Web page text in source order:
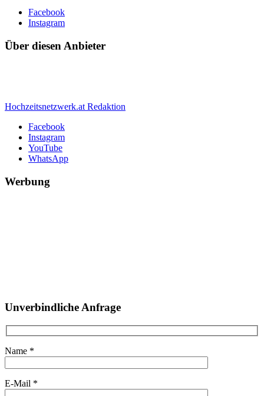
Facebook
Instagram
Über diesen Anbieter
Hochzeitsnetzwerk.at Redaktion
Facebook
Instagram
YouTube
WhatsApp
Werbung
Unverbindliche Anfrage
Name *
E-Mail *